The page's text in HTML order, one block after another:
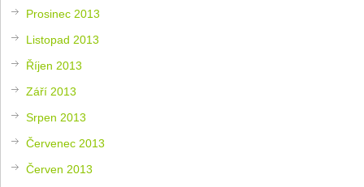
Prosinec 2013
Listopad 2013
Říjen 2013
Září 2013
Srpen 2013
Červenec 2013
Červen 2013